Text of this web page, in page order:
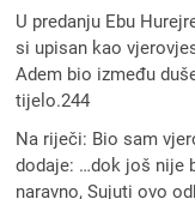
U predanju Ebu
si upisan kao
Adem bio između
tijelo.244
Na riječi: Bio sam
dodaje: …dok još nije
naravno, Sujuti ovo